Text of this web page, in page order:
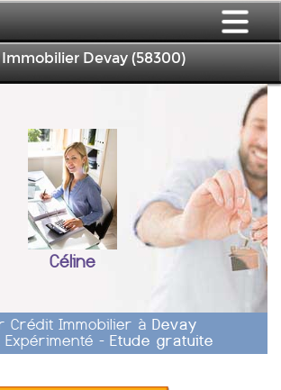
Devay (58300)
Céline
Crédit Immobilier à Devay
Expérimenté - Etude gratuite